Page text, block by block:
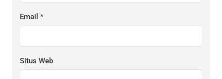
Email *
Situs Web